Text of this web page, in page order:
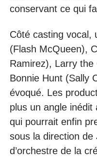
conservant ce qui
Côté casting vocal,
(Flash McQueen),
Ramirez), Larry
Bonnie Hunt (Sally
évoqué. Les
plus un angle inédit
qui pourrait enfin
sous la direction de
d’orchestre de la